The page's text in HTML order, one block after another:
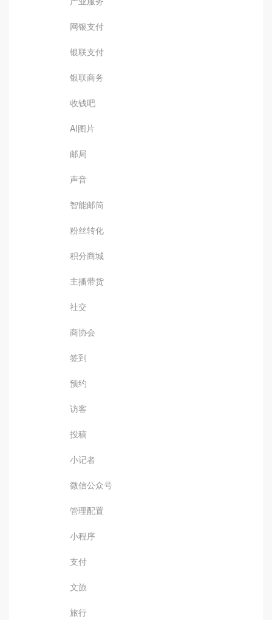
网银支付
银联支付
银联商务
收钱吧
AI图片
邮局
声音
智能邮筒
粉丝转化
积分商城
主播带货
社交
商协会
签到
预约
访客
投稿
小记者
微信公众号
管理配置
小程序
支付
文旅
旅行